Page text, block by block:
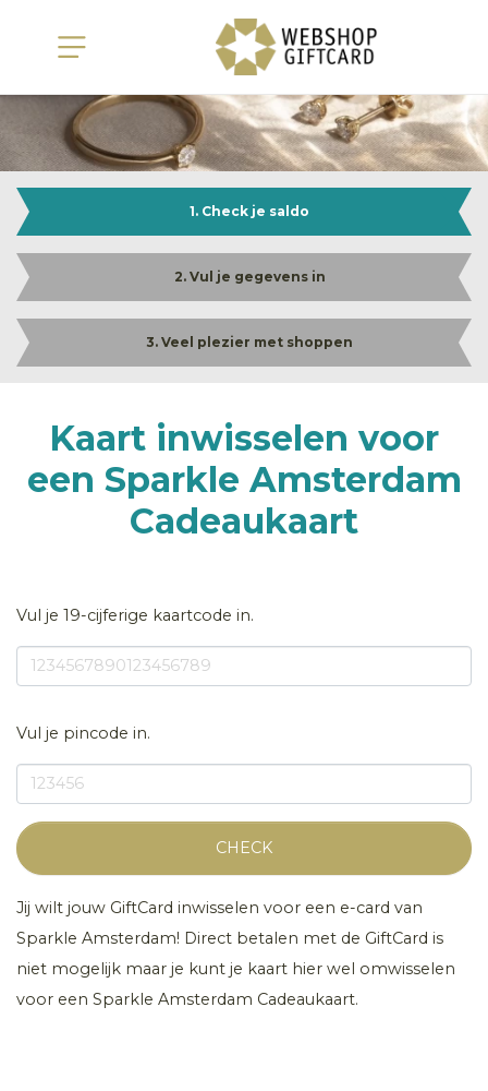
1. Check je saldo
2. Vul je gegevens in
3. Veel plezier met shoppen
Kaart inwisselen voor
een Sparkle Amsterdam
Cadeaukaart
Vul je 19-cijferige kaartcode in.
Vul je pincode in.
CHECK
Jij wilt jouw GiftCard inwisselen voor een e-card van
Sparkle Amsterdam! Direct betalen met de GiftCard is
niet mogelijk maar je kunt je kaart hier wel omwisselen
voor een Sparkle Amsterdam Cadeaukaart.